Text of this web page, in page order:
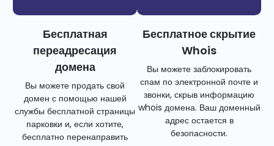
Бесплатная
переадресация
домена
Вы можете продать свой
домен с помощью нашей
службы бесплатной страницы
парковки и, если хотите,
бесплатно перенаправить
Бесплатное скрытие
Whois
Вы можете заблокировать
спам по электронной почте и
звонки, скрыв информацию
whois домена. Ваш доменный
адрес остается в
безопасности.